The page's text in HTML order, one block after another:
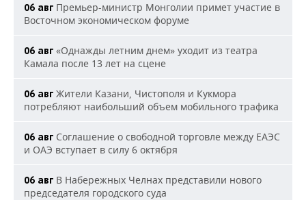
06 авг Премьер-министр Монголии примет участие в
Восточном экономическом форуме
06 авг «Однажды летним днем» уходит из театра
Камала после 13 лет на сцене
06 авг Жители Казани, Чистополя и Кукмора
потребляют наибольший объем мобильного трафика
06 авг Соглашение о свободной торговле между ЕАЭС
и ОАЭ вступает в силу 6 октября
06 авг В Набережных Челнах представили нового
председателя городского суда